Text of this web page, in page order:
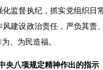
监督执纪，抓实党组织日
建设政治责任，严负其责
、为民造福。
央八项规定精神作出的指示